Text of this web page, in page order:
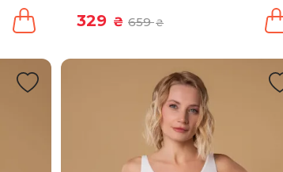
329 ₴ 659₴